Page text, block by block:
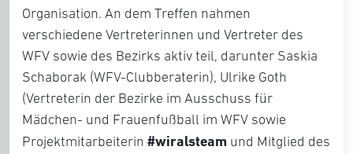
Organisation. An dem Treffen nahmen
verschiedene Vertreterinnen und Vertreter des
WFV sowie des Bezirks aktiv teil, darunter Saskia
Schaborak (WFV-Clubberaterin), Ulrike Goth
(Vertreterin der Bezirke im Ausschuss für
Mädchen- und Frauenfußball im WFV sowie
Projektmitarbeiterin #wiralsteam und Mitglied des